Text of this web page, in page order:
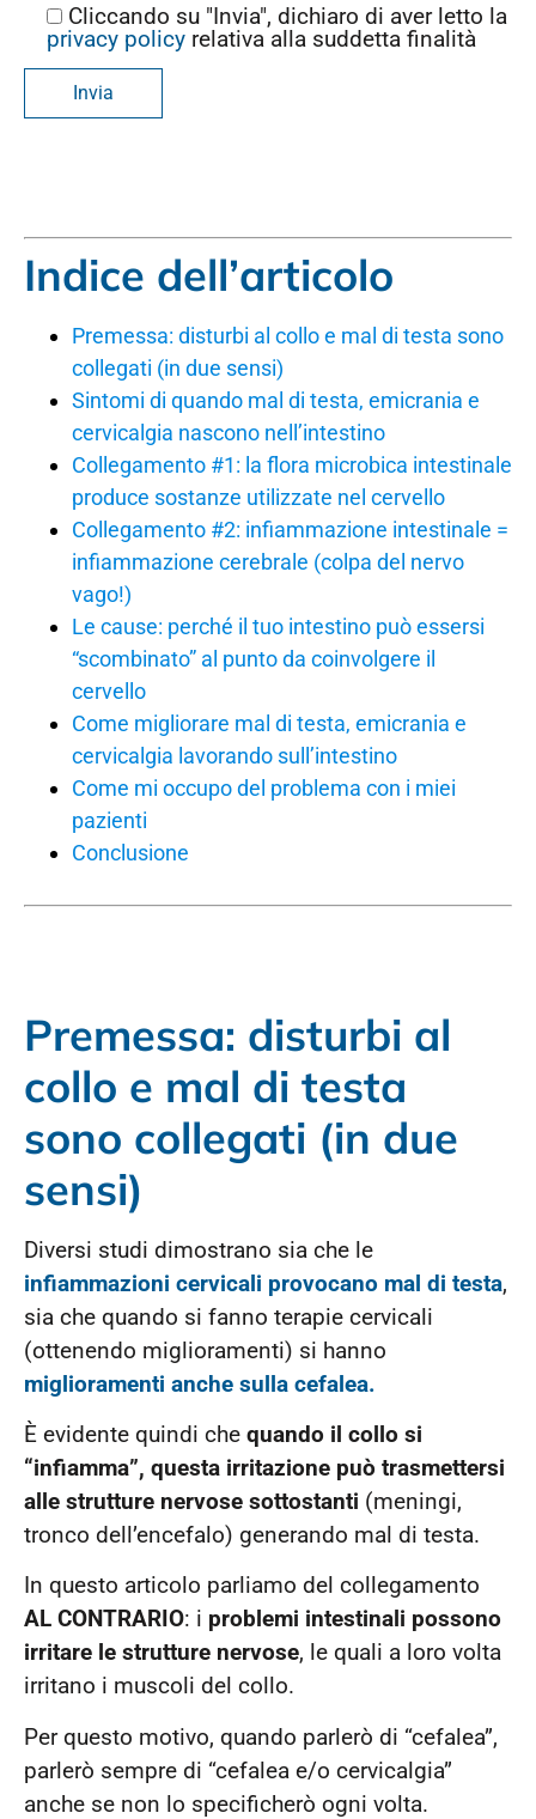
Cliccando su "Invia", dichiaro di aver letto la
privacy policy relativa alla suddetta finalità
Indice dell’articolo
Premessa: disturbi al collo e mal di testa sono
collegati (in due sensi)
Sintomi di quando mal di testa, emicrania e
cervicalgia nascono nell’intestino
Collegamento #1: la flora microbica intestinale
produce sostanze utilizzate nel cervello
Collegamento #2: infiammazione intestinale =
infiammazione cerebrale (colpa del nervo
vago!)
Le cause: perché il tuo intestino può essersi
“scombinato” al punto da coinvolgere il
cervello
Come migliorare mal di testa, emicrania e
cervicalgia lavorando sull’intestino
Come mi occupo del problema con i miei
pazienti
Conclusione
Premessa: disturbi al
collo e mal di testa
sono collegati (in due
sensi)
Diversi studi dimostrano sia che le
infiammazioni cervicali provocano mal di testa,
sia che quando si fanno terapie cervicali
(ottenendo miglioramenti) si hanno
miglioramenti anche sulla cefalea.
È evidente quindi che quando il collo si
“infiamma”, questa irritazione può trasmettersi
alle strutture nervose sottostanti (meningi,
tronco dell’encefalo) generando mal di testa.
In questo articolo parliamo del collegamento
AL CONTRARIO: i problemi intestinali possono
irritare le strutture nervose, le quali a loro volta
irritano i muscoli del collo.
Per questo motivo, quando parlerò di “cefalea”,
parlerò sempre di “cefalea e/o cervicalgia”
anche se non lo specificherò ogni volta.